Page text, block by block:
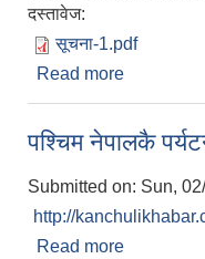
दस्तावेज:
सूचना-1.pdf
Read more
अनुदान माग
पश्चिम नेपालकै
Submitted on: Sun,
http://
Read more